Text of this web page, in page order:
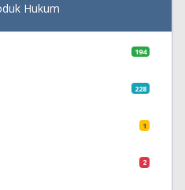
Hukum
194
228
1
2